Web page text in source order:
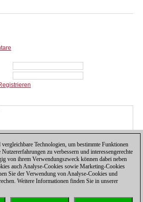
Technologien, um bestimmte Funktionen
zu verbessern und interessengerechte
von ihrem Verwendungszweck können dabei neben
auch Analyse-Cookies sowie Marketing-Cookies
Sie der Verwendung von Analyse-Cookies und
Weitere Informationen finden Sie in unserer